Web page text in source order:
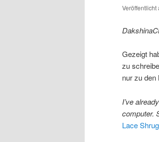
Veröffentlicht
Gezeigt
zu
nur zu den
I’ve
computer.
Lace